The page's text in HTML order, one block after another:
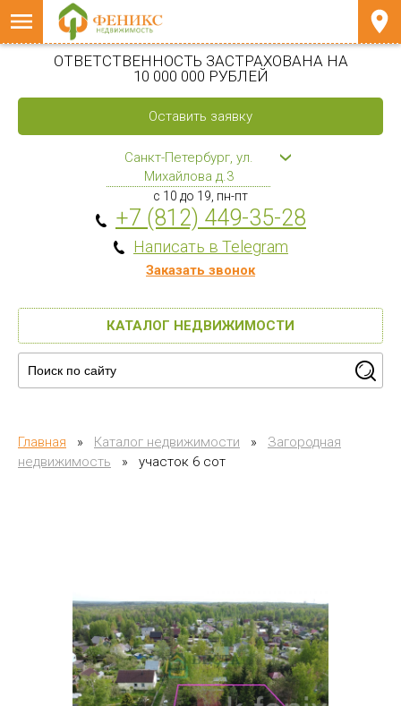
ОТВЕТСТВЕННОСТЬ ЗАСТРАХОВАНА НА
10 000 000 РУБЛЕЙ
Оставить заявку
Санкт-Петербург, ул.
Михайлова д.3
с 10 до 19, пн-пт
+7 (812) 449-35-28
Написать в Telegram
Заказать звонок
КАТАЛОГ НЕДВИЖИМОСТИ
Главная » Каталог недвижимости »
Загородная
недвижимость
» участок 6 сот